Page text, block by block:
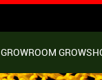
GROWROOM